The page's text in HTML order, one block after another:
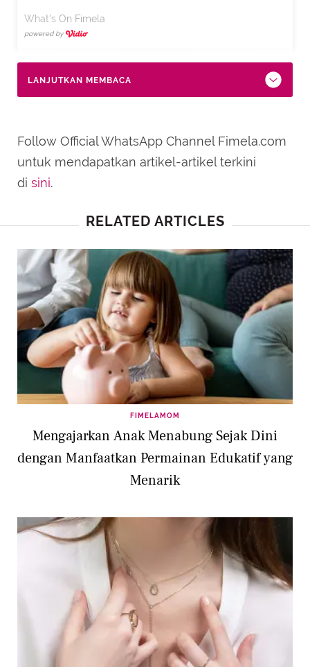
What's On Fimela
powered by
LANJUTKAN MEMBACA
Follow Official WhatsApp Channel Fimela.com
untuk mendapatkan artikel-artikel terkini
di sini.
RELATED ARTICLES
FIMELAMOM
Mengajarkan Anak Menabung Sejak Dini
dengan Manfaatkan Permainan Edukatif yang
Menarik